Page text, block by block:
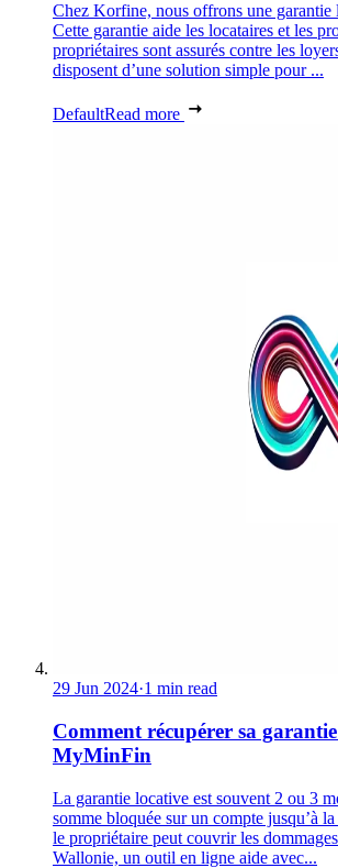
Chez Korfine, nous offrons une garantie
Cette garantie aide les locataires et les
propriétaires sont assurés contre les
disposent d’une solution simple pour ...
DefaultRead more
29 Jun 2024·1 min read
Comment récupérer sa
MyMinFin
La garantie locative est souvent 2 ou 3
somme bloquée sur un compte jusqu’à
le propriétaire peut couvrir les
Wallonie, un outil en ligne aide avec...